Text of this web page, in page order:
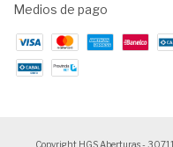
Medios de pago
Copyright HGS Aberturas -